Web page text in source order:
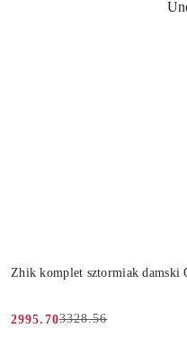
Zhik komplet sztormiak damski
Cena
2995.70
Cena
3328.56